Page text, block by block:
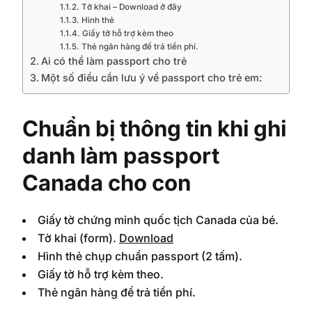
Tờ khai – Download ở đây
Hình thẻ
Giấy tờ hỗ trợ kèm theo
Thẻ ngân hàng để trả tiền phí.
Ai có thể làm passport cho trẻ
Một số điều cần lưu ý về passport cho trẻ em:
Chuẩn bị thông tin khi ghi
danh làm passport
Canada cho con
Giấy tờ chứng minh quốc tịch Canada của bé.
Tờ khai (form). Download
Hình thẻ chụp chuẩn passport (2 tấm).
Giấy tờ hỗ trợ kèm theo.
Thẻ ngân hàng để trả tiền phí.